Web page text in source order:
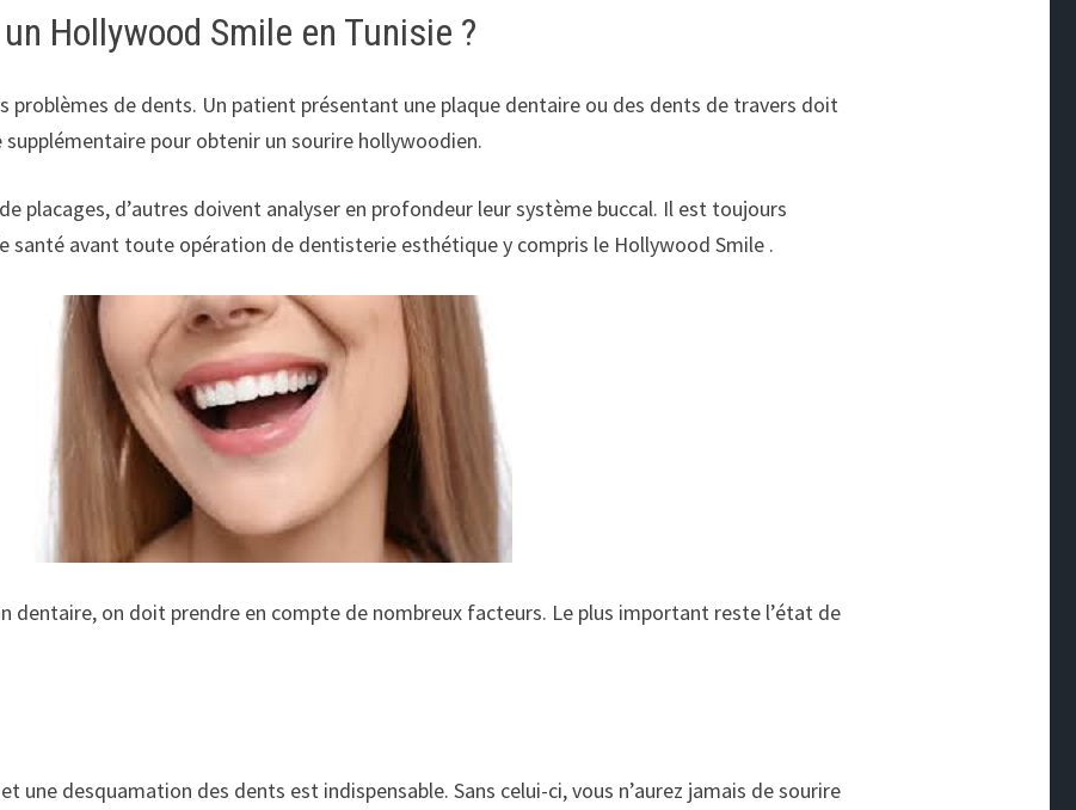
Hollywood Smile en Tunisie ?
problèmes de dents. Un patient présentant une plaque dentaire ou des dents de travers doit
pour obtenir un sourire hollywoodien.
placages, d’autres doivent analyser en profondeur leur système buccal. Il est toujours
santé avant toute opération de dentisterie esthétique y compris le Hollywood Smile .
dentaire, on doit prendre en compte de nombreux facteurs. Le plus important reste l’état de
une desquamation des dents est indispensable. Sans celui-ci, vous n’aurez jamais de sourire